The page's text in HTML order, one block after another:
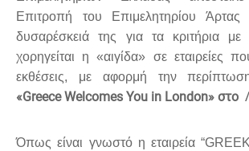
Επιτροπή του Επιμελητηρίου Άρτας
δυσαρέσκειά της για τα κριτήρια
χορηγείται η «αιγίδα» σε εταιρείες
εκθέσεις, με αφορμή την
«Greece Welcomes You in London» στο
Όπως είναι γνωστό η εταιρεία